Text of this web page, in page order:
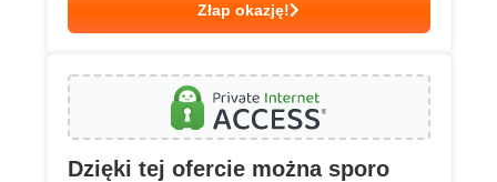
Złap okazję!
Dzięki tej ofercie można sporo